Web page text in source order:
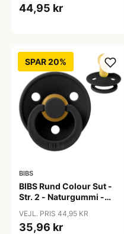
44,95 kr
SPAR 20%
BIBS
BIBS Rund Colour Sut -
Str. 2 - Naturgummi -
VEJL. PRIS 44,95 KR
35,96 kr